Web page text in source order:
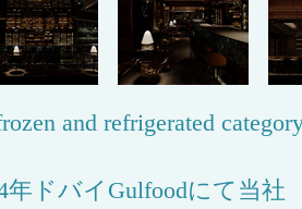
and refrigerated
年ドバイGulfoodにて当社